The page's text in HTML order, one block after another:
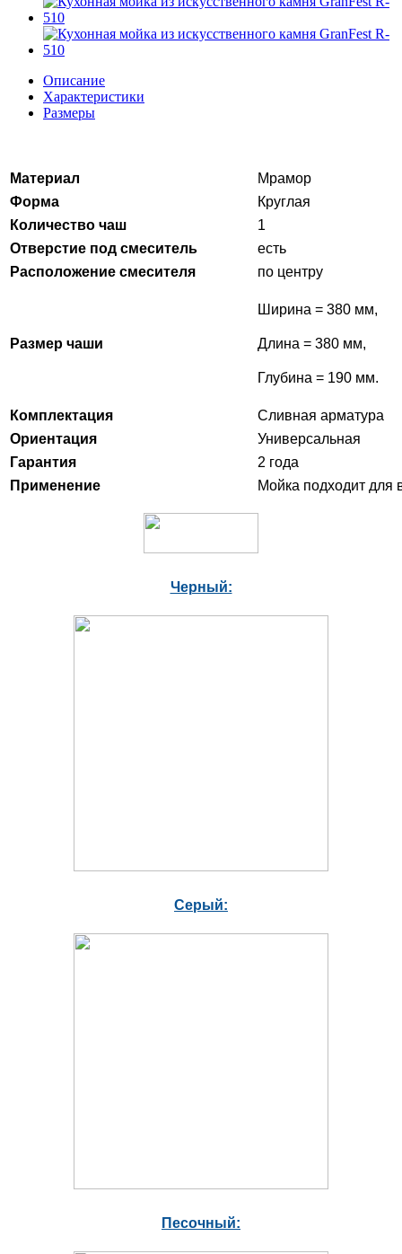
Описание
Характеристики
Размеры
Материал
Мрамор
Форма
Круглая
Количество чаш
1
Отверстие под смеситель
есть
Расположение смесителя
по центру
Размер чаши
Ширина = 380 мм,
Длина = 380 мм,
Глубина = 190 мм.
Комплектация
Сливная арматура
Ориентация
Универсальная
Гарантия
2 года
Применение
Мойка подходит для
Черный:
Серый:
Песочный: